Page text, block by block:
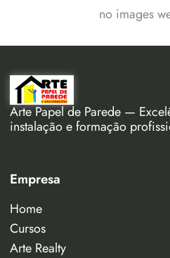
no images
Arte Papel de Parede —
instalação e formação
Empresa
Home
Cursos
Arte Realty